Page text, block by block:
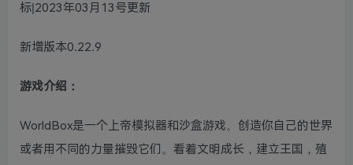
标|2023年03月13号更新
新增版本0.22.9
游戏介绍：
WorldBox是一个上帝模拟器和沙盒游戏。创造你自己的世界
或者用不同的力量摧毁它们。看着文明成长，建立王国，殖